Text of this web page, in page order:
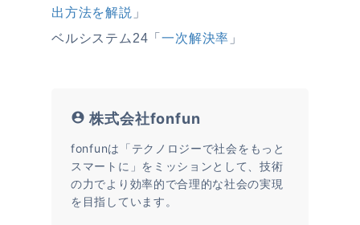
出方法を解説 」
ベルシステム24「一次解決率 」
株式会社fonfun
fonfunは「テクノロジーで社会をもっと
スマートに」をミッションとして、技術
の力でより効率的で合理的な社会の実現
を目指しています。